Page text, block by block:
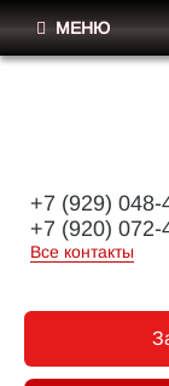
+7 (929) 048-
+7 (920) 072-
Все контакты
МЕНЮ